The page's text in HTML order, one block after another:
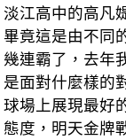
淡江高中的高凡
畢竟這是由不同
幾連霸了，去年
是面對什麼樣的
球場上展現最好
態度，明天金牌